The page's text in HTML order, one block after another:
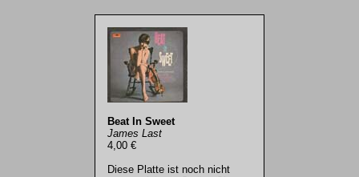
Beat In Sweet
James Last
4,00 €
Diese Platte ist noch nicht